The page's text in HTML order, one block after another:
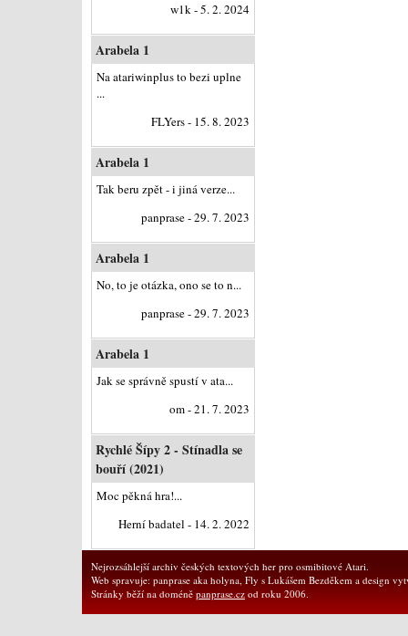
w1k - 5. 2. 2024
Arabela 1
Na atariwinplus to bezi uplne
...
FLYers - 15. 8. 2023
Arabela 1
Tak beru zpět - i jiná verze...
panprase - 29. 7. 2023
Arabela 1
No, to je otázka, ono se to n...
panprase - 29. 7. 2023
Arabela 1
Jak se správně spustí v ata...
om - 21. 7. 2023
Rychlé Šípy 2 - Stínadla se
bouří (2021)
Moc pěkná hra!...
Herní badatel - 14. 2. 2022
Nejrozsáhlejší archiv českých textových her pro osmibitové Atari.
Web spravuje: panprase aka holyna, Fly s Lukášem Bezděkem a design
Stránky běží na doméně panprase.cz od roku 2006.